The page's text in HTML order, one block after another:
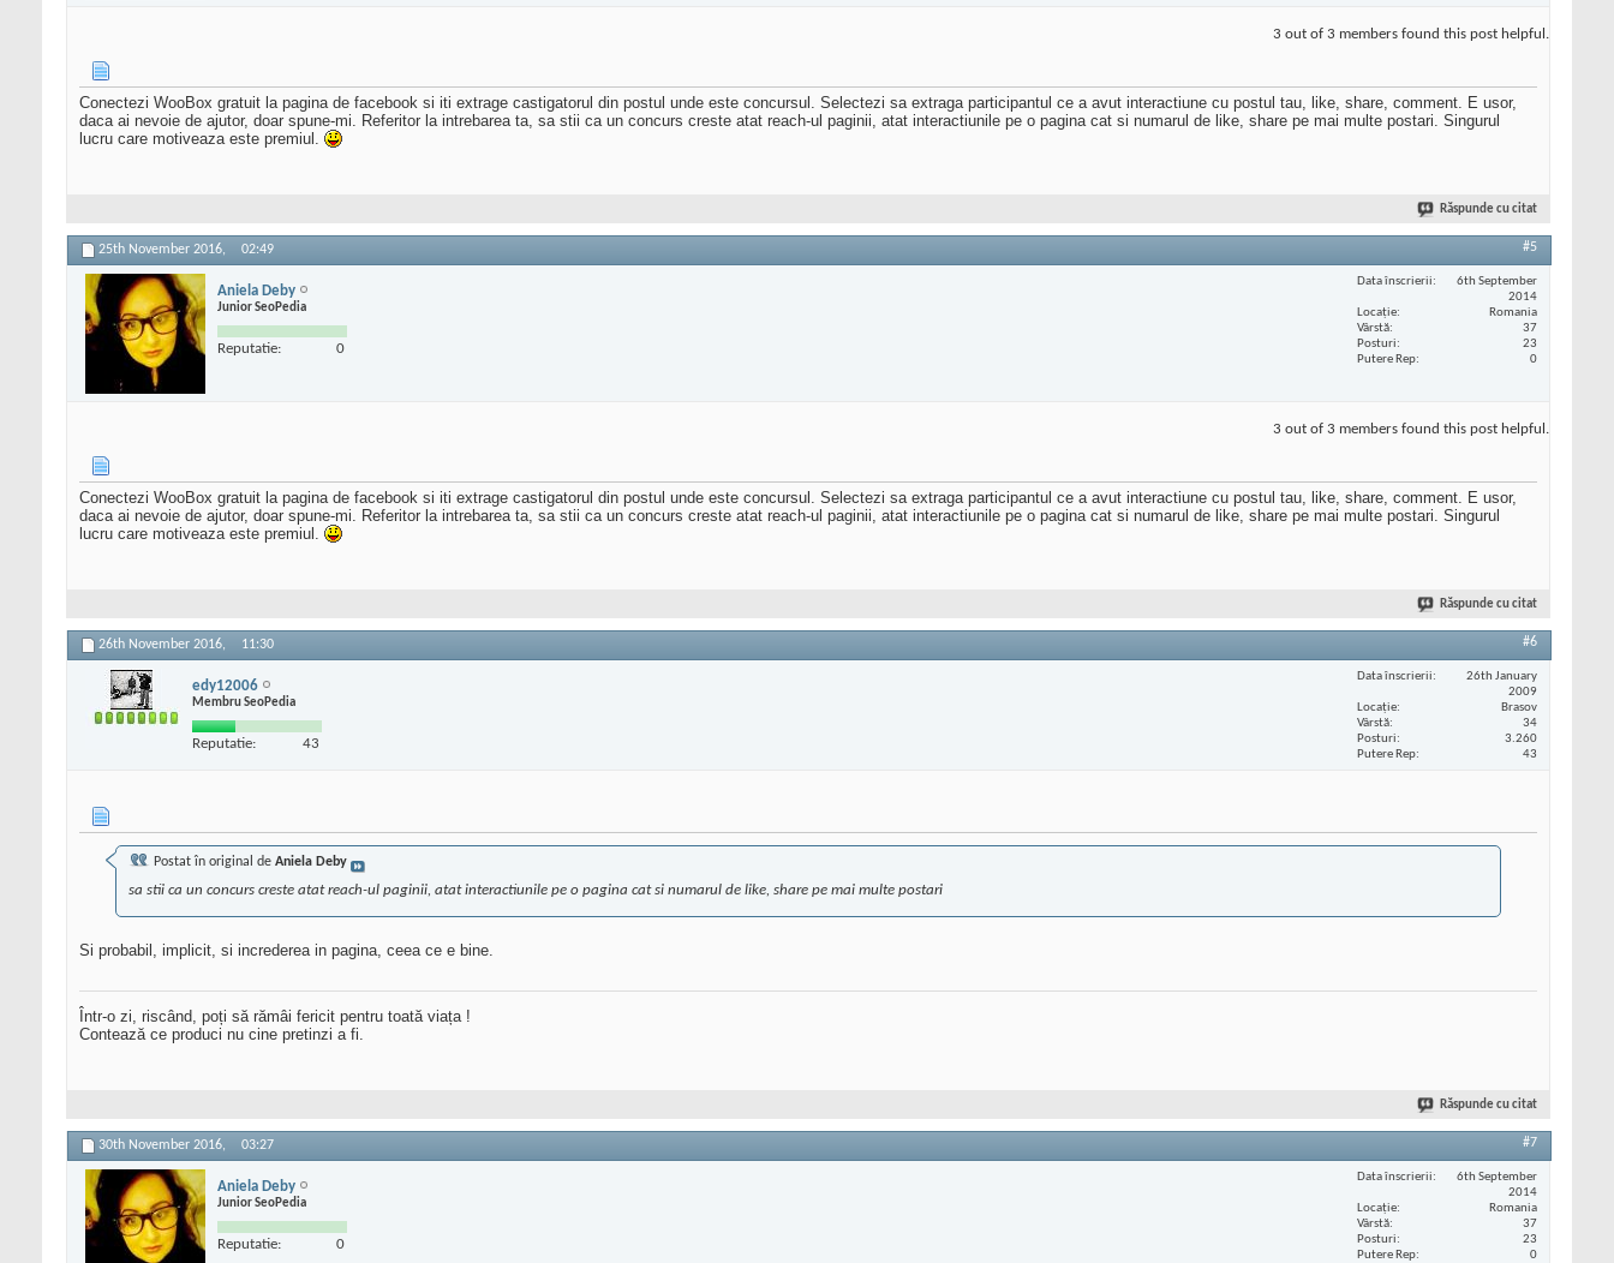
3 out of 3 members found this post helpful.
Conectezi WooBox gratuit la pagina de facebook si iti extrage castigatorul din postul unde este concursul. Selectezi sa extraga participantul ce a avut interactiune cu postul tau, like, share, comment. E usor,
daca ai nevoie de ajutor, doar spune-mi. Referitor la intrebarea ta, sa stii ca un concurs creste atat reach-ul paginii, atat interactiunile pe o pagina cat si numarul de like, share pe mai multe postari. Singurul
lucru care motiveaza este premiul.
Răspunde cu citat
25th November 2016, 02:49 #5
Aniela Deby
Junior SeoPedia
Reputatie: 0
Data înscrierii
6th September
2014
Locaţie
Romania
Vârstă
37
Posturi
23
Putere Rep
0
3 out of 3 members found this post helpful.
Conectezi WooBox gratuit la pagina de facebook si iti extrage castigatorul din postul unde este concursul. Selectezi sa extraga participantul ce a avut interactiune cu postul tau, like, share, comment. E usor,
daca ai nevoie de ajutor, doar spune-mi. Referitor la intrebarea ta, sa stii ca un concurs creste atat reach-ul paginii, atat interactiunile pe o pagina cat si numarul de like, share pe mai multe postari. Singurul
lucru care motiveaza este premiul.
Răspunde cu citat
26th November 2016, 11:30 #6
edy12006
Membru SeoPedia
Reputatie: 43
Data înscrierii
26th January
2009
Locaţie
Brasov
Vârstă
34
Posturi
3.260
Putere Rep
43
Postat în original de Aniela Deby
sa stii ca un concurs creste atat reach-ul paginii, atat interactiunile pe o pagina cat si numarul de like, share pe mai multe postari
Si probabil, implicit, si increderea in pagina, ceea ce e bine.
Într-o zi, riscând, poți să rămâi fericit pentru toată viața !
Contează ce produci nu cine pretinzi a fi.
Răspunde cu citat
30th November 2016, 03:27 #7
Aniela Deby
Junior SeoPedia
Reputatie: 0
Data înscrierii
6th September
2014
Locaţie
Romania
Vârstă
37
Posturi
23
Putere Rep
0